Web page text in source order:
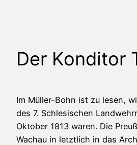
Der Konditor
Im Müller-Bohn ist zu lesen,
des 7. Schlesischen
Oktober 1813 waren. Die
Wachau in letztlich in das